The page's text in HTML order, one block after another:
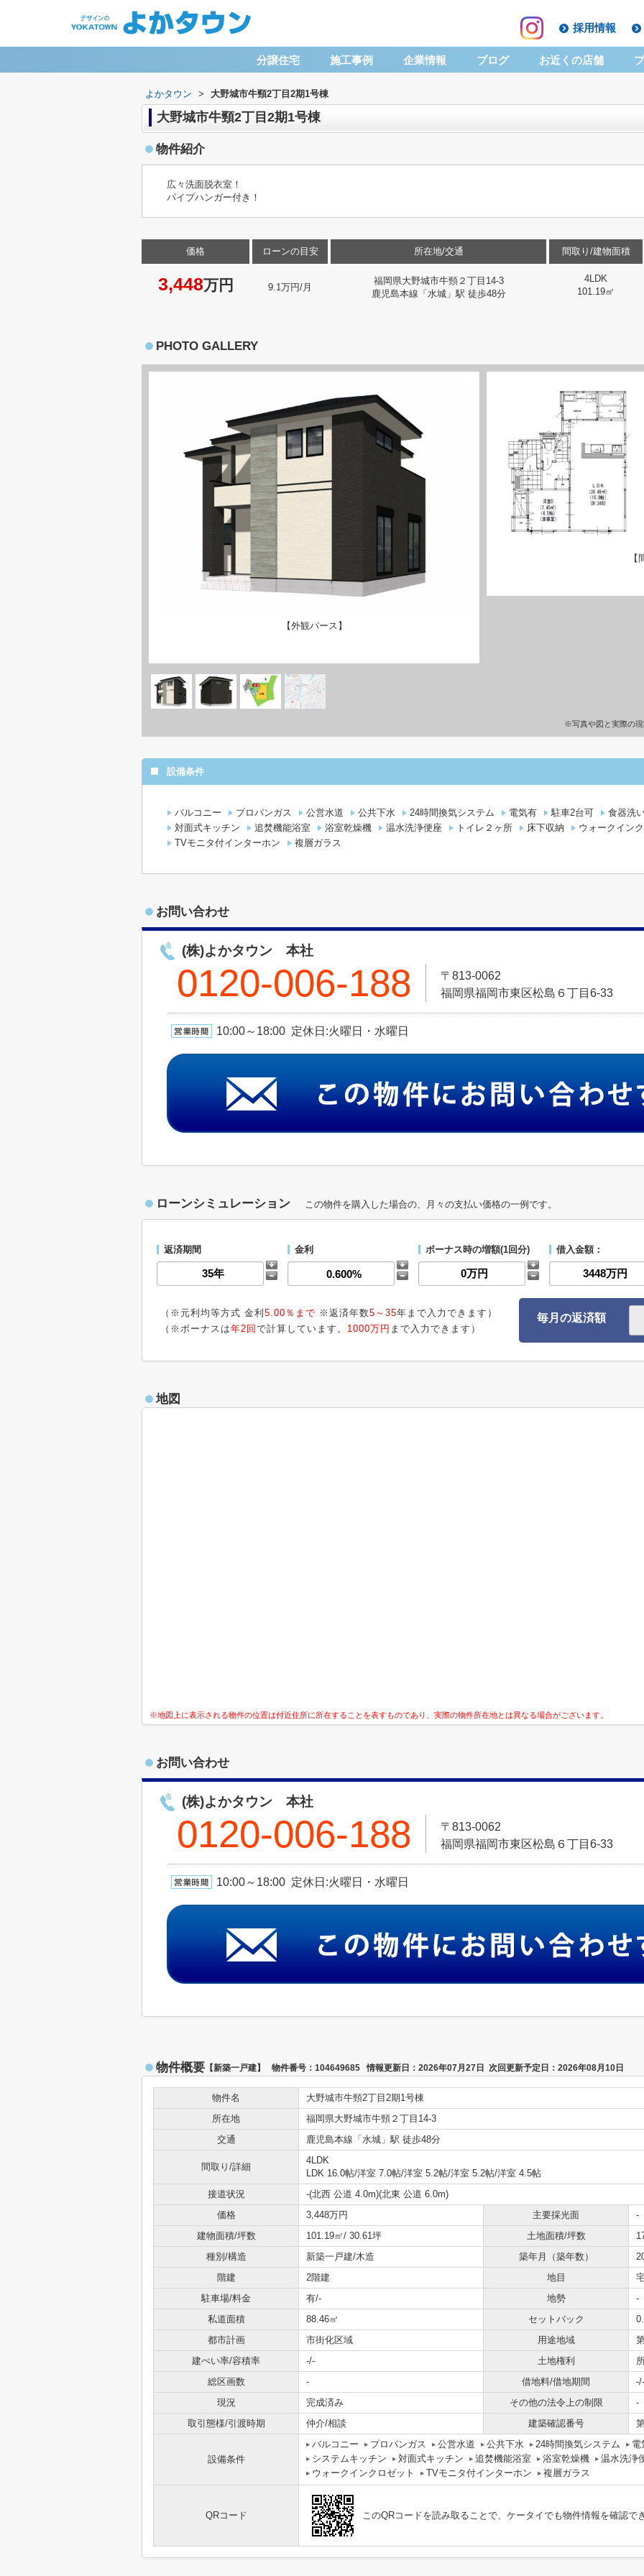
採用情報
分譲住宅 施工事例 企業情報 ブログ お近くの店舗
よかタウン > 大野城市牛頸2丁目2期1号棟
大野城市牛頸2丁目2期1号棟
物件紹介
広々洗面脱衣室！
パイプハンガー付き！
価格
3,448万円
ローンの目安
9.1万円/月
所在地/交通
福岡県大野城市牛頸２丁目14-3
鹿児島本線「水城」駅 徒歩48分
間取り/建物面積
4LDK
101.19㎡
PHOTO GALLERY
【外観パース】
【
※写真や図と実際の
設備条件
バルコニー プロパンガス 公営水道 公共下水 24時間換気システム 電気有 駐車2台可
食器洗
対面式キッチン
追焚機能浴室 浴室乾燥機 温水洗浄便座 トイレ２ヶ所 床下収納
ウォークイン
TVモニタ付インターホン
複層ガラス
お問い合わせ
(株)よかタウン 本社
0120-006-188
〒813-0062
福岡県福岡市東区松島６丁目6-33
10:00～18:00 定休日:火曜日・水曜日
ローンシミュレーション この物件を購入した場合の、月々の支払い価格の一例です。
返済期間 金利 ボーナス時の増額(1回分) 借入金額：
（※元利均等方式 金利 5.00％まで ※返済年数5～35年まで入力できます）
（※ボーナスは年2回 で計算しています。 1000万円 まで入力できます）
毎月の返済額
地図
※地図上に表示される物件の位置は付近住所に所在することを表すものであり、実際の物件所在地とは異なる場合がございます。
お問い合わせ
(株)よかタウン 本社
0120-006-188
〒813-0062
福岡県福岡市東区松島６丁目6-33
10:00～18:00 定休日:火曜日・水曜日
物件概要 【新築一戸建】 物件番号：104649685 情報更新日：2026年07月27日 次回更新予定日：2026年08月10日
物件名
大野城市牛頸2丁目2期1号棟
所在地
福岡県大野城市牛頸２丁目14-3
交通
鹿児島本線「水城」駅 徒歩48分
間取り/詳細
4LDK
LDK 16.0帖/洋室 7.0帖/洋室 5.2帖/洋室 5.2帖/洋室 4.5帖
接道状況
-(北西 公道 4.0m)(北東 公道 6.0m)
価格
3,448万円 主要採光面
-
建物面積/坪数
101.19㎡/ 30.61坪 土地面積/坪数
種別/構造
新築一戸建/木造 築年月（築年数）
階建
2階建 地目
駐車場/料金
有/- 地勢
-
私道面積
88.46㎡ セットバック
都市計画
市街化区域 用途地域
建ぺい率/容積率
-/- 土地権利
総区画数
- 借地料/借地期間
-/-
現況
完成済み その他の法令上の制限
-
取引態様/引渡時期
仲介/相談 建築確認番号
設備条件
バルコニー プロパンガス 公営水道 公共下水 24時間換気システム
電
システムキッチン
対面式キッチン 追焚機能浴室 浴室乾燥機
温水洗浄
ウォークインクロゼット
TVモニタ付インターホン 複層ガラス
QRコード このQRコードを読み取ることで、ケータイでも物件情報を確認で